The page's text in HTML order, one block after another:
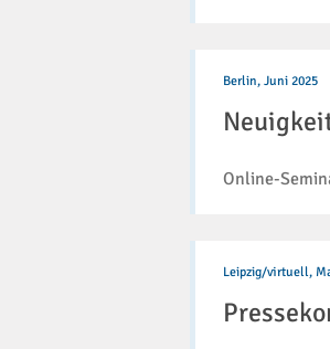
(16/2025)
Berlin, Juni 2025
Online-
Ohne
keine
Leipzig/virtuell,